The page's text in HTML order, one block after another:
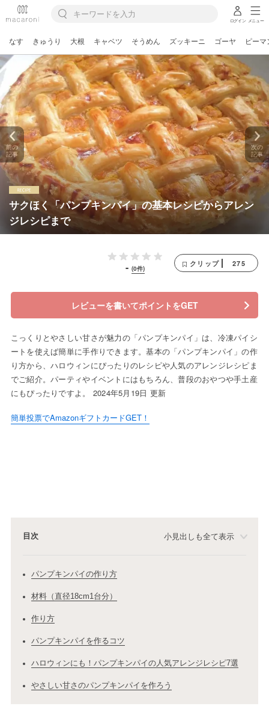
ログイン メニュー
なす きゅうり 大根 キャベツ そうめん ズッキーニ ゴーヤ ピーマ
サクほく「パンプキンパイ」の基本レシピからアレン
ジレシピまで
前の
記事
次の
記事
- (0件)
クリップ 275
レビューを書いてポイントをGET
こっくりとやさしい甘さが魅力の「パンプキンパイ」は、冷凍パイシ
ートを使えば簡単に手作りできます。基本の「パンプキンパイ」の作
り方から、ハロウィンにぴったりのレシピや人気のアレンジレシピま
でご紹介。パーティやイベントにはもちろん、普段のおやつや手土産
にもぴったりですよ。 2024年5月19日 更新
簡単投票でAmazonギフトカードGET！
目次 小見出しも全て表示
パンプキンパイの作り方
材料（直径18cm1台分）
作り方
パンプキンパイを作るコツ
ハロウィンにも！パンプキンパイの人気アレンジレシピ7選
やさしい甘さのパンプキンパイを作ろう